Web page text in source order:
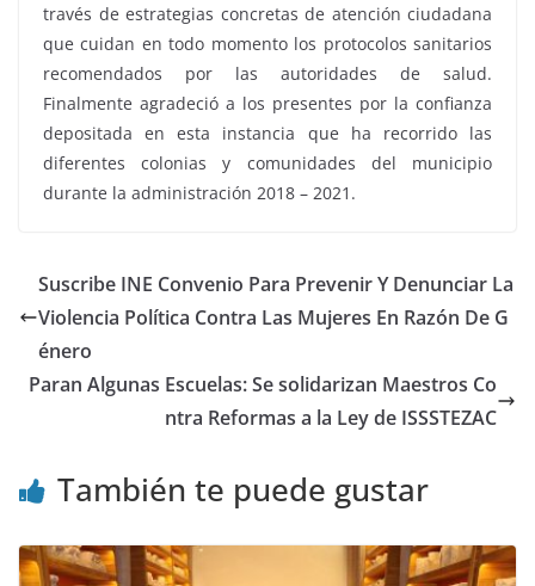
través de estrategias concretas de atención ciudadana
que cuidan en todo momento los protocolos sanitarios
recomendados por las autoridades de salud.
Finalmente agradeció a los presentes por la confianza
depositada en esta instancia que ha recorrido las
diferentes colonias y comunidades del municipio
durante la administración 2018 – 2021.
Suscribe INE Convenio Para Prevenir Y Denunciar La
Violencia Política Contra Las Mujeres En Razón De G
énero
Paran Algunas Escuelas: Se solidarizan Maestros Co
ntra Reformas a la Ley de ISSSTEZAC
También te puede gustar